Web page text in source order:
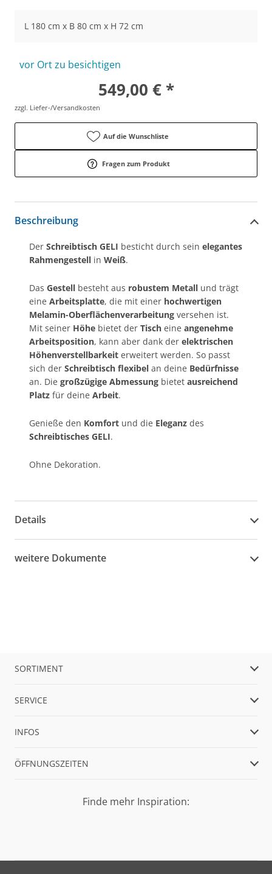
L 180 cm x B 80 cm x H 72 cm
vor Ort zu besichtigen
549,00 € *
zzgl. Liefer-/Versandkosten
Auf die Wunschliste
Fragen zum Produkt
Beschreibung
Der Schreibtisch GELI besticht durch sein elegantes
Rahmengestell in Weiß.
Das Gestell besteht aus robustem Metall und trägt
eine Arbeitsplatte, die mit einer hochwertigen
Melamin-Oberflächenverarbeitung versehen ist.
Mit seiner Höhe bietet der Tisch eine angenehme
Arbeitsposition, kann aber dank der elektrischen
Höhenverstellbarkeit erweitert werden. So passt
sich der Schreibtisch flexibel an deine Bedürfnisse
an. Die großzügige Abmessung bietet ausreichend
Platz für deine Arbeit.
Genieße den Komfort und die Eleganz des
Schreibtisches GELI.
Ohne Dekoration.
Details
weitere Dokumente
SORTIMENT
SERVICE
INFOS
ÖFFNUNGSZEITEN
Finde mehr Inspiration: